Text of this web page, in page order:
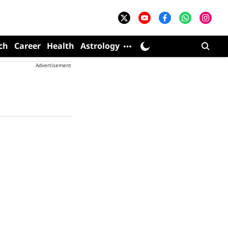
Career Health Astrology
Advertisement